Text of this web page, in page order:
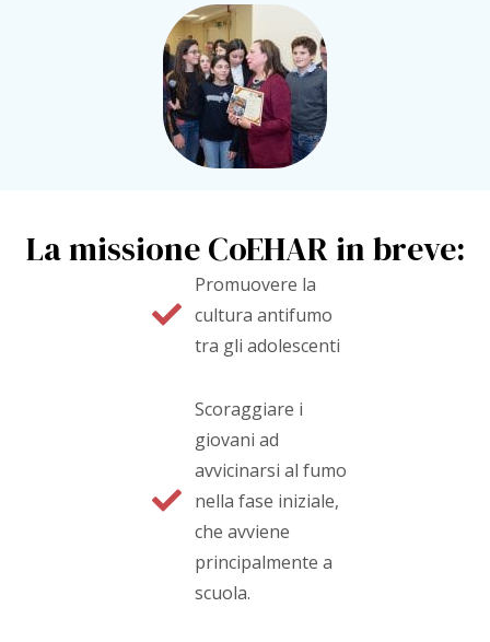
La missione CoEHAR in breve:
Promuovere la
cultura antifumo
tra gli adolescenti
Scoraggiare i
giovani ad
avvicinarsi al fumo
nella fase iniziale,
che avviene
principalmente a
scuola.